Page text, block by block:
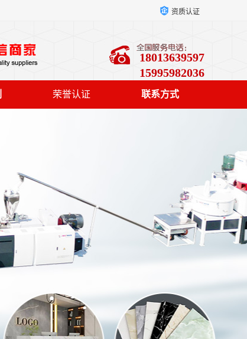
资质认证
18013639597
15995982036
荣誉认证 联系方式